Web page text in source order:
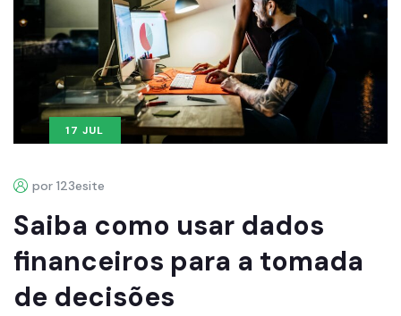
17 JUL
por 123esite
Saiba como usar dados
financeiros para a tomada
de decisões